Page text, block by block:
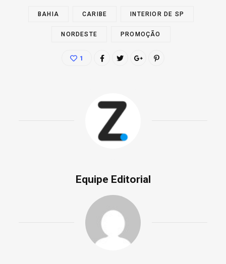
BAHIA CARIBE INTERIOR DE SP
NORDESTE PROMOÇÃO
1
Equipe Editorial